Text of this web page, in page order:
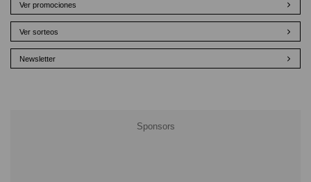
Ver promociones
Ver sorteos
Newsletter